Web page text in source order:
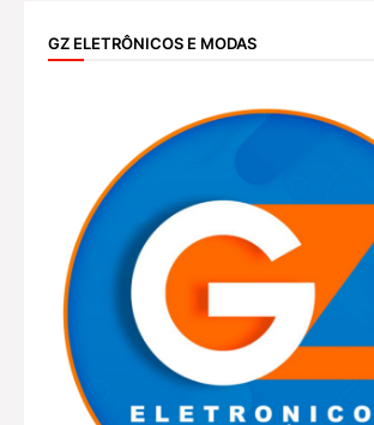
GZ ELETRÔNICOS E MODAS